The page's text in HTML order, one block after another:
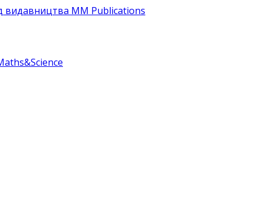
видавництва MM Publications